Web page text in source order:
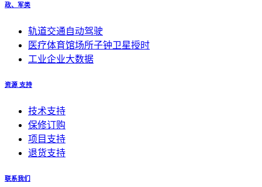
政、军类
轨道交通自动驾驶
医疗体育馆场所子钟卫星授时
工业企业大数据
资源 支持
技术支持
保修订购
项目支持
退货支持
联系我们